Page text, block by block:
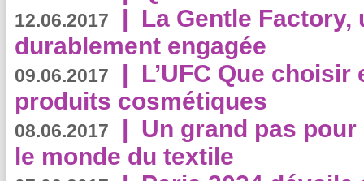
12.06.2017 | La Gentle
durablement engagée
09.06.2017 | L’UFC Que
produits cosmétiques
08.06.2017 | Un grand pas
le monde du textile